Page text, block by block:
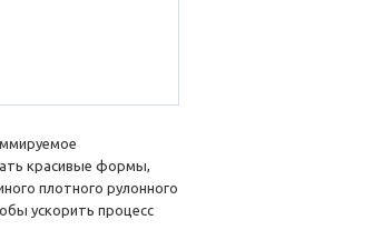
красивые формы,
плотного рулонного
ускорить процесс